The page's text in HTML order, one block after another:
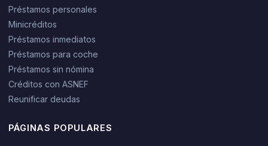
Préstamos personales
Minicréditos
Préstamos inmediatos
Préstamos para coche
Préstamos sin nómina
Créditos con ASNEF
Reunificar deudas
PÁGINAS POPULARES